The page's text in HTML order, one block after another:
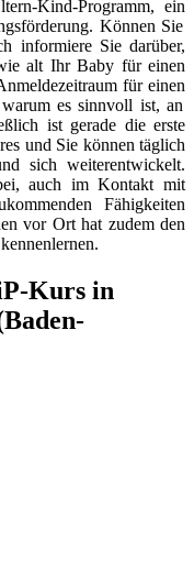
Kind-Programm, ein
Können Sie
informiere Sie darüber,
alt Ihr Baby für einen
für einen
es sinnvoll ist, an
ist gerade die erste
und Sie können täglich
sich weiterentwickelt.
auch im Kontakt mit
Fähigkeiten
vor Ort hat zudem den
Kurs in